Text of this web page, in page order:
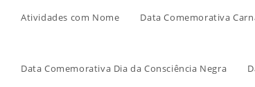
Atividades com Nome Data Comemorativa
Data Comemorativa Dia da Consciência Negra